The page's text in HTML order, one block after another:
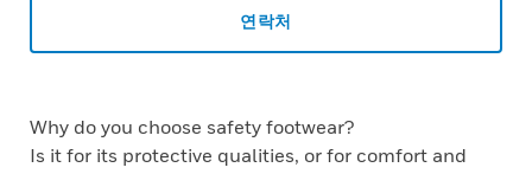
연락처
Why do you choose safety footwear?
Is it for its protective qualities, or for comfort and